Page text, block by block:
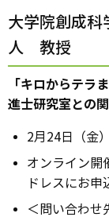
大学院創成
人 教授
「キロからテラ
進士研究室との関
2月24日（金
オンライン開
ドレスにお申
＜問い合わせ